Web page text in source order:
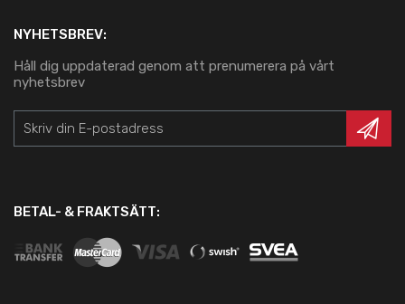
NYHETSBREV:
Håll dig uppdaterad genom att prenumerera på vårt
nyhetsbrev
BETAL- & FRAKTSÄTT: